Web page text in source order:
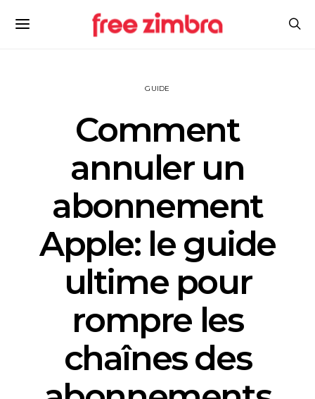
GUIDE
Comment
annuler un
abonnement
Apple: le guide
ultime pour
rompre les
chaînes des